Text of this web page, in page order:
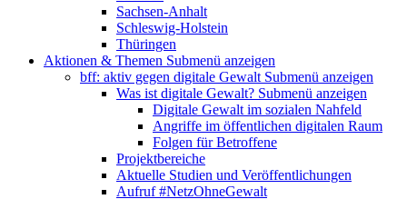
Sachsen-Anhalt
Schleswig-Holstein
Thüringen
Aktionen & Themen Submenü anzeigen
bff: aktiv gegen digitale Gewalt Submenü anzeigen
Was ist digitale Gewalt? Submenü anzeigen
Digitale Gewalt im sozialen Nahfeld
Angriffe im öffentlichen digitalen Raum
Folgen für Betroffene
Projektbereiche
Aktuelle Studien und Veröffentlichungen
Aufruf #NetzOhneGewalt